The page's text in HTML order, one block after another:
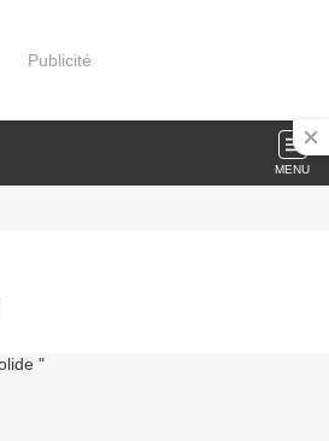
Publicité
MENU